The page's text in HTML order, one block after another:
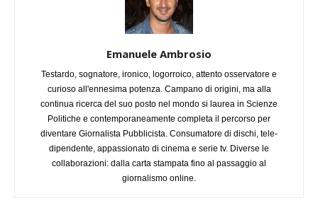
Emanuele Ambrosio
Testardo, sognatore, ironico, logorroico, attento osservatore e
curioso all'ennesima potenza. Campano di origini, ma alla
continua ricerca del suo posto nel mondo si laurea in Scienze
Politiche e contemporaneamente completa il percorso per
diventare Giornalista Pubblicista. Consumatore di dischi, tele-
dipendente, appassionato di cinema e serie tv. Diverse le
collaborazioni: dalla carta stampata fino al passaggio al
giornalismo online.